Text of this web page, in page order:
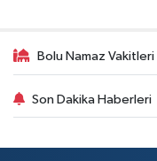
Bolu Namaz Vakitleri
Son Dakika Haberleri